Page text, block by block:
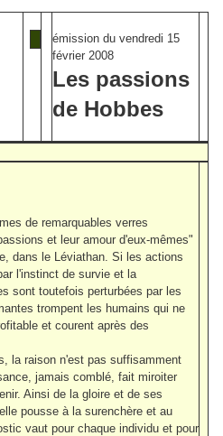
émission du vendredi 15
février 2008
Les passions
de Hobbes
de remarquables verres
et leur amour d'eux-mêmes"
dans le Léviathan. Si les actions
l'instinct de survie et la
sont toutefois perturbées par les
trompent les humains qui ne
et courent après des
la raison n'est pas suffisamment
jamais comblé, fait miroiter
Ainsi de la gloire et de ses
pousse à la surenchère et au
vaut pour chaque individu et pour